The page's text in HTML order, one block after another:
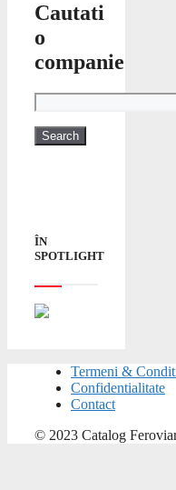
Cautati
o
companie
ÎN
SPOTLIGHT
Termeni &
Confidentialitate
Contact
© 2023 Catalog